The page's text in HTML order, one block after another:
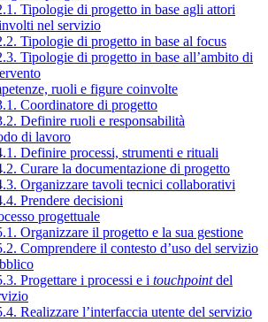
Tipologie di progetto in base agli attori
nel servizio
Tipologie di progetto in base al focus
Tipologie di progetto in base all’ambito di
ruoli e figure coinvolte
Coordinatore di progetto
Definire ruoli e responsabilità
di lavoro
Definire processi, strumenti e rituali
Curare la documentazione di progetto
Organizzare tavoli tecnici collaborativi
Prendere decisioni
progettuale
Organizzare il progetto e la sua gestione
Comprendere il contesto d’uso del servizio
Progettare i processi e i touchpointdel
Realizzare l’interfaccia utente del servizio